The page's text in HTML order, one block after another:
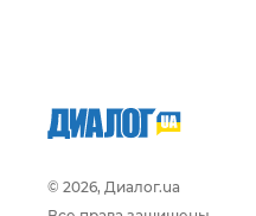
© 2026, Диалог.ua